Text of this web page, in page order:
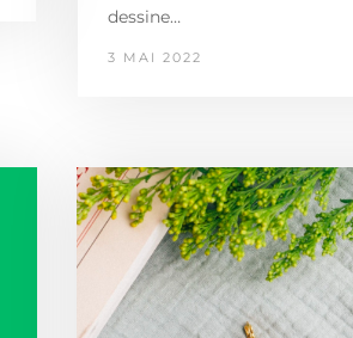
dessine…
3 MAI 2022